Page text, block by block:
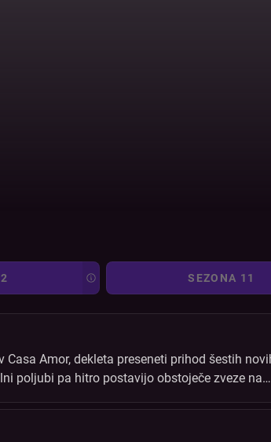
SEZONA 11
Amor, dekleta preseneti prihod šestih
poljubi pa hitro postavijo obstoječe zveze na